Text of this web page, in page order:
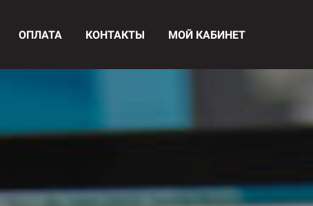
ОПЛАТА КОНТАКТЫ МОЙ КАБИНЕТ